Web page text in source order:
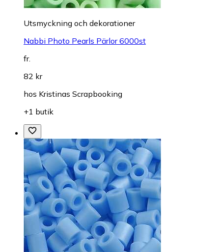
Utsmyckning och dekorationer
Nabbi Photo Pearls Pärlor 6000st
fr.
82 kr
hos Kristinas Scrapbooking
+1 butik